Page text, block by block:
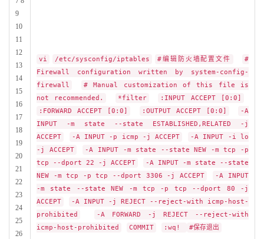
9
10
11
12
13
14
15
16
17
18
19
20
21
22
23
24
25
26
vi /etc/sysconfig/iptables #编辑防火墙配置文件
#
Firewall configuration written by system-config-
firewall
# Manual customization of this file is
not recommended.
*filter
:INPUT ACCEPT [0:0]
:FORWARD ACCEPT [0:0]
:OUTPUT ACCEPT [0:0]
-A
INPUT -m state --state ESTABLISHED,RELATED -j
ACCEPT
-A INPUT -p icmp -j ACCEPT
-A INPUT -i lo
-j ACCEPT
-A INPUT -m state --state NEW -m tcp -p
tcp --dport 22 -j ACCEPT
-A INPUT -m state --state
NEW -m tcp -p tcp --dport 3306 -j ACCEPT
-A INPUT
-m state --state NEW -m tcp -p tcp --dport 80 -j
ACCEPT
-A INPUT -j REJECT --reject-with icmp-host-
prohibited
-A FORWARD -j REJECT --reject-with
icmp-host-prohibited
COMMIT :wq! #保存退出